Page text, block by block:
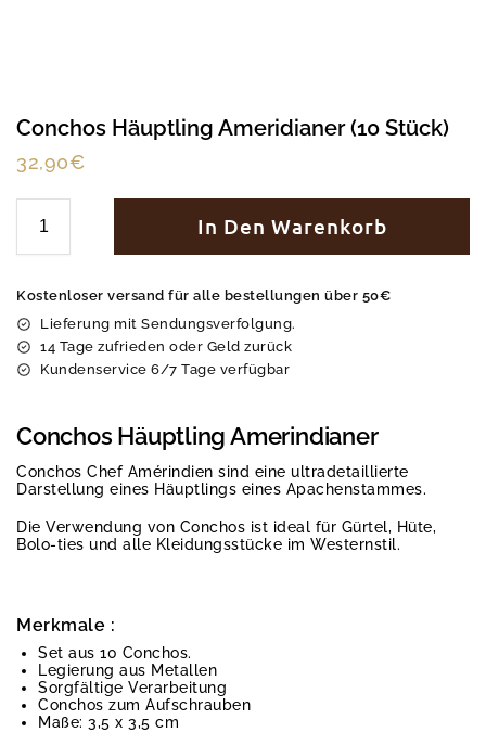
Conchos Häuptling Ameridianer (10 Stück)
32,90€
In Den Warenkorb
Kostenloser versand für alle bestellungen über 50€
Lieferung mit Sendungsverfolgung.
14 Tage zufrieden oder Geld zurück
Kundenservice 6/7 Tage verfügbar
Conchos Häuptling Amerindianer
Conchos Chef Amérindien sind eine ultradetaillierte
Darstellung eines Häuptlings eines Apachenstammes.
Die Verwendung von Conchos ist ideal für Gürtel, Hüte,
Bolo-ties und alle Kleidungsstücke im Westernstil.
Merkmale :
Set aus 10 Conchos.
Legierung aus Metallen
Sorgfältige Verarbeitung
Conchos zum Aufschrauben
Maße: 3,5 x 3,5 cm